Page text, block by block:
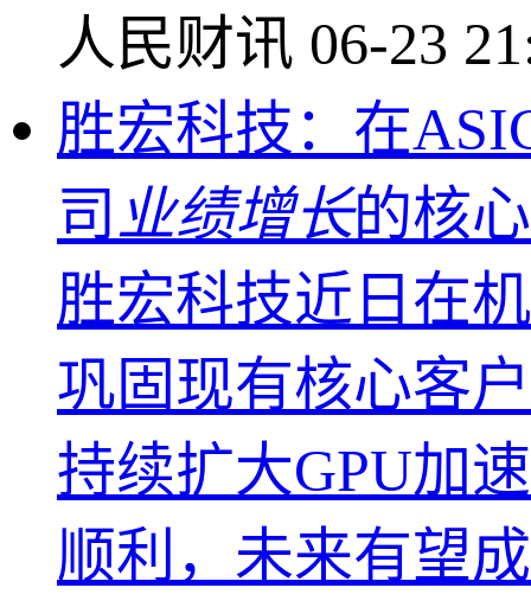
人民财讯 06-23
胜宏科技：在
司 业绩增长的核
胜宏科技近日在
巩固现有核心客
持续扩大GPU加
顺利，未来有望